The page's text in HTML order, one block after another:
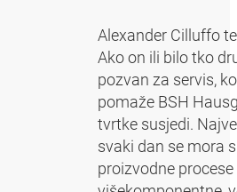
Alexander Cilluffo
Ako on ili bilo tko
pozvan za servis,
pomaže BSH
tvrtke susjedi.
svaki dan se mora
proizvodne